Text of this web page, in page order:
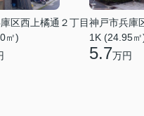
区西上橘通２丁目
㎡)
神戸市兵庫
1K (24.95
5.7万円